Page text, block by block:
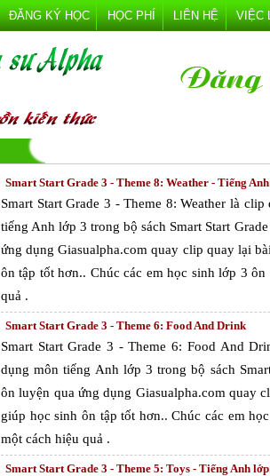
ĐĂNG KÝ HỌC HỌC PHÍ LIÊN HỆ VIỆC
Smart Start Grade 3 - Theme 8: Weather - Tiếng
Smart Start Grade 3 - Theme 8: Weather là
tiếng Anh lớp 3 trong bộ sách Smart Start
ứng dụng Giasualpha.com quay clip quay lại
ôn tập tốt hơn.. Chúc các em học sinh lớp 3
quả .
Smart Start Grade 3 - Theme 6: Food And Drink
Smart Start Grade 3 - Theme 6: Food And
dụng môn tiếng Anh lớp 3 trong bộ sách
ôn luyện qua ứng dụng Giasualpha.com quay
giúp học sinh ôn tập tốt hơn.. Chúc các em
một cách hiệu quả .
Smart Start Grade 3 - Theme 5: Toys - Tiếng Anh